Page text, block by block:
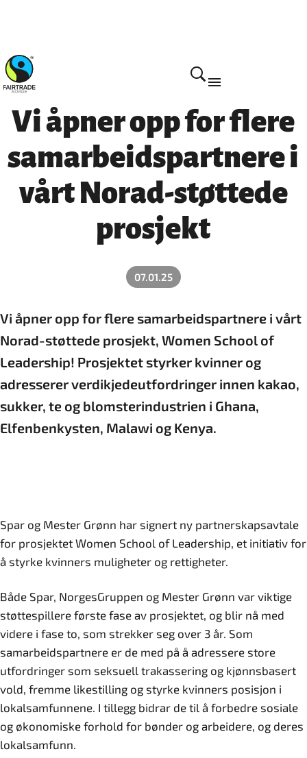
Vi åpner opp for flere
samarbeidspartnere i
vårt Norad-støttede
prosjekt
07.01.25
Vi åpner opp for flere samarbeidspartnere i vårt
Norad-støttede prosjekt, Women School of
Leadership! Prosjektet styrker kvinner og
adresserer verdikjedeutfordringer innen kakao,
sukker, te og blomsterindustrien i Ghana,
Elfenbenkysten, Malawi og Kenya.
Spar og Mester Grønn har signert ny partnerskapsavtale
for prosjektet Women School of Leadership, et initiativ for
å styrke kvinners muligheter og rettigheter.
Både Spar, NorgesGruppen og Mester Grønn var viktige
støttespillere første fase av prosjektet, og blir nå med
videre i fase to, som strekker seg over 3 år. Som
samarbeidspartnere er de med på å adressere store
utfordringer som seksuell trakassering og kjønnsbasert
vold, fremme likestilling og styrke kvinners posisjon i
lokalsamfunnene. I tillegg bidrar de til å forbedre sosiale
og økonomiske forhold for bønder og arbeidere, og deres
lokalsamfunn.